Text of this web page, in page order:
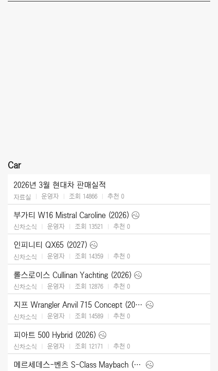
Car
2026년 3월 현대차 판매실적
자료실 운영자 조회 14866 추천 0
부가티 W16 Mistral Caroline (2026)
신차소식 운영자 조회 13521 추천 0
인피니티 QX65 (2027)
신차소식 운영자 조회 14359 추천 0
롤스로이스 Cullinan Yachting (2026)
신차소식 운영자 조회 12876 추천 0
지프 Wrangler Anvil 715 Concept (2026)
신차소식 운영자 조회 14589 추천 0
피아트 500 Hybrid (2026)
신차소식 운영자 조회 12171 추천 0
메르세데스-벤츠 S-Class Maybach (2027)